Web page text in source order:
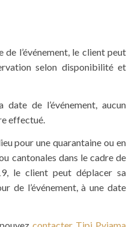
de l’événement, le client peut
selon disponibilité et
de l’événement, aucun
effectué.
pour une quarantaine ou en
cantonales dans le cadre de
le client peut déplacer sa
de l’événement, à une date